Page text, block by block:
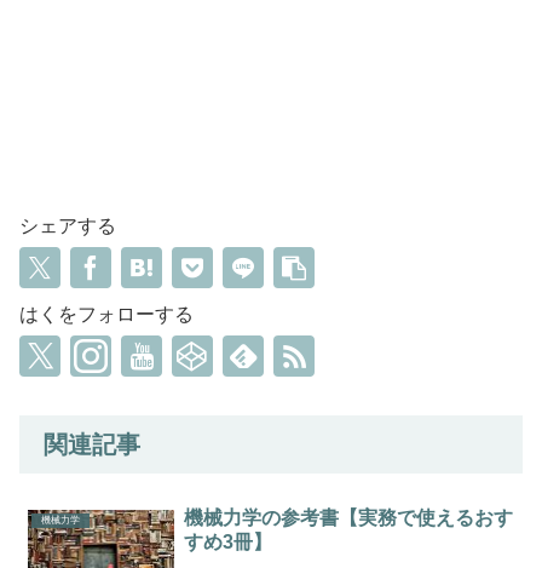
シェアする
はくをフォローする
関連記事
機械力学
機械力学の参考書【実務で使えるおす
すめ3冊】